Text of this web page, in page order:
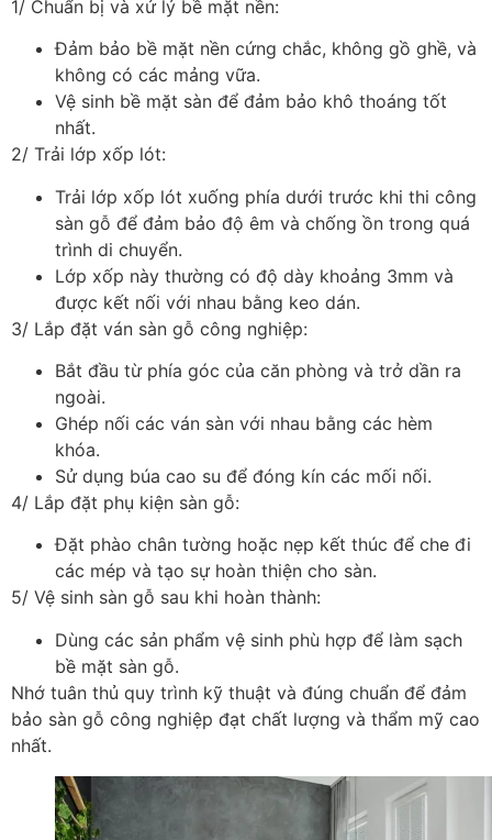
1/ Chuẩn bị và xử lý bề mặt nền:
Đảm bảo bề mặt nền cứng chắc, không gồ ghề, và
không có các mảng vữa.
Vệ sinh bề mặt sàn để đảm bảo khô thoáng tốt
nhất.
2/ Trải lớp xốp lót:
Trải lớp xốp lót xuống phía dưới trước khi thi công
sàn gỗ để đảm bảo độ êm và chống ồn trong quá
trình di chuyển.
Lớp xốp này thường có độ dày khoảng 3mm và
được kết nối với nhau bằng keo dán.
3/ Lắp đặt ván sàn gỗ công nghiệp:
Bắt đầu từ phía góc của căn phòng và trở dần ra
ngoài.
Ghép nối các ván sàn với nhau bằng các hèm
khóa.
Sử dụng búa cao su để đóng kín các mối nối.
4/ Lắp đặt phụ kiện sàn gỗ:
Đặt phào chân tường hoặc nẹp kết thúc để che đi
các mép và tạo sự hoàn thiện cho sàn.
5/ Vệ sinh sàn gỗ sau khi hoàn thành:
Dùng các sản phẩm vệ sinh phù hợp để làm sạch
bề mặt sàn gỗ.
Nhớ tuân thủ quy trình kỹ thuật và đúng chuẩn để đảm
bảo sàn gỗ công nghiệp đạt chất lượng và thẩm mỹ cao
nhất.